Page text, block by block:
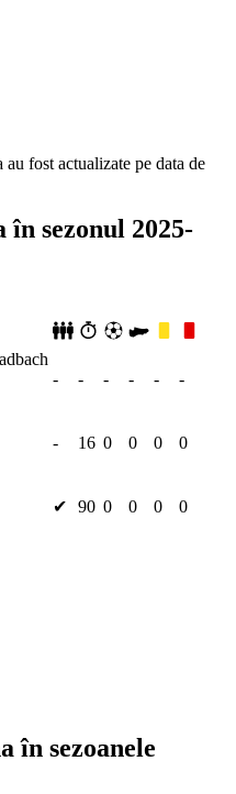
fost actualizate pe data de
sezonul 2025-
- - - - - -
- 16 0 0 0 0
✔ 90 0 0 0 0
în sezoanele